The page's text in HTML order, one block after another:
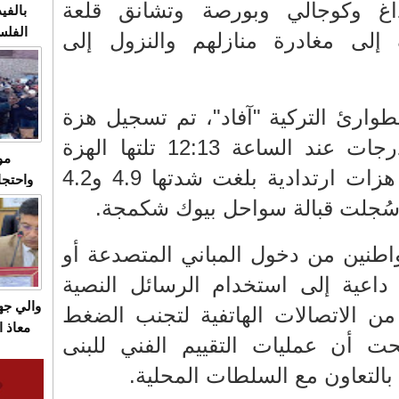
وكوجالي وبورصة وتشانق قلعة
إلى مغادرة منازلهم والنزول إلى
التركية "آفاد"، تم تسجيل هزة
أولى بلغت قوتها 3.9 درجات عند الساعة 12:13 تلتها الهزة
الرئيسية، قبل أن تتبعها هزات ارتدادية بلغت شدتها 4.9 و4.2
سُجلت قبالة سواحل بيوك شكمجة.
من دخول المباني المتصدعة أو
داعية إلى استخدام الرسائل النصية
الاتصالات الهاتفية لتجنب الضغط
أن عمليات التقييم الفني للبنى
بالتعاون مع السلطات المحلية.
يرد
والي
معاذ